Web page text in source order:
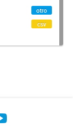
otro
csv